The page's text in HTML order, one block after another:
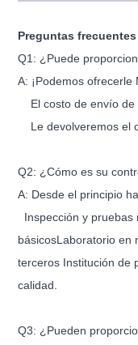
Preguntas frecuentes
Q1: ¿Puede
A: ¡Podemos ofrecerle
El costo de envío de
Le devolveremos el
Q2: ¿Cómo es su
A: Desde el principio
Inspección y pruebas
básicosLaboratorio en
terceros Institución de
calidad.
Q3: ¿Pueden